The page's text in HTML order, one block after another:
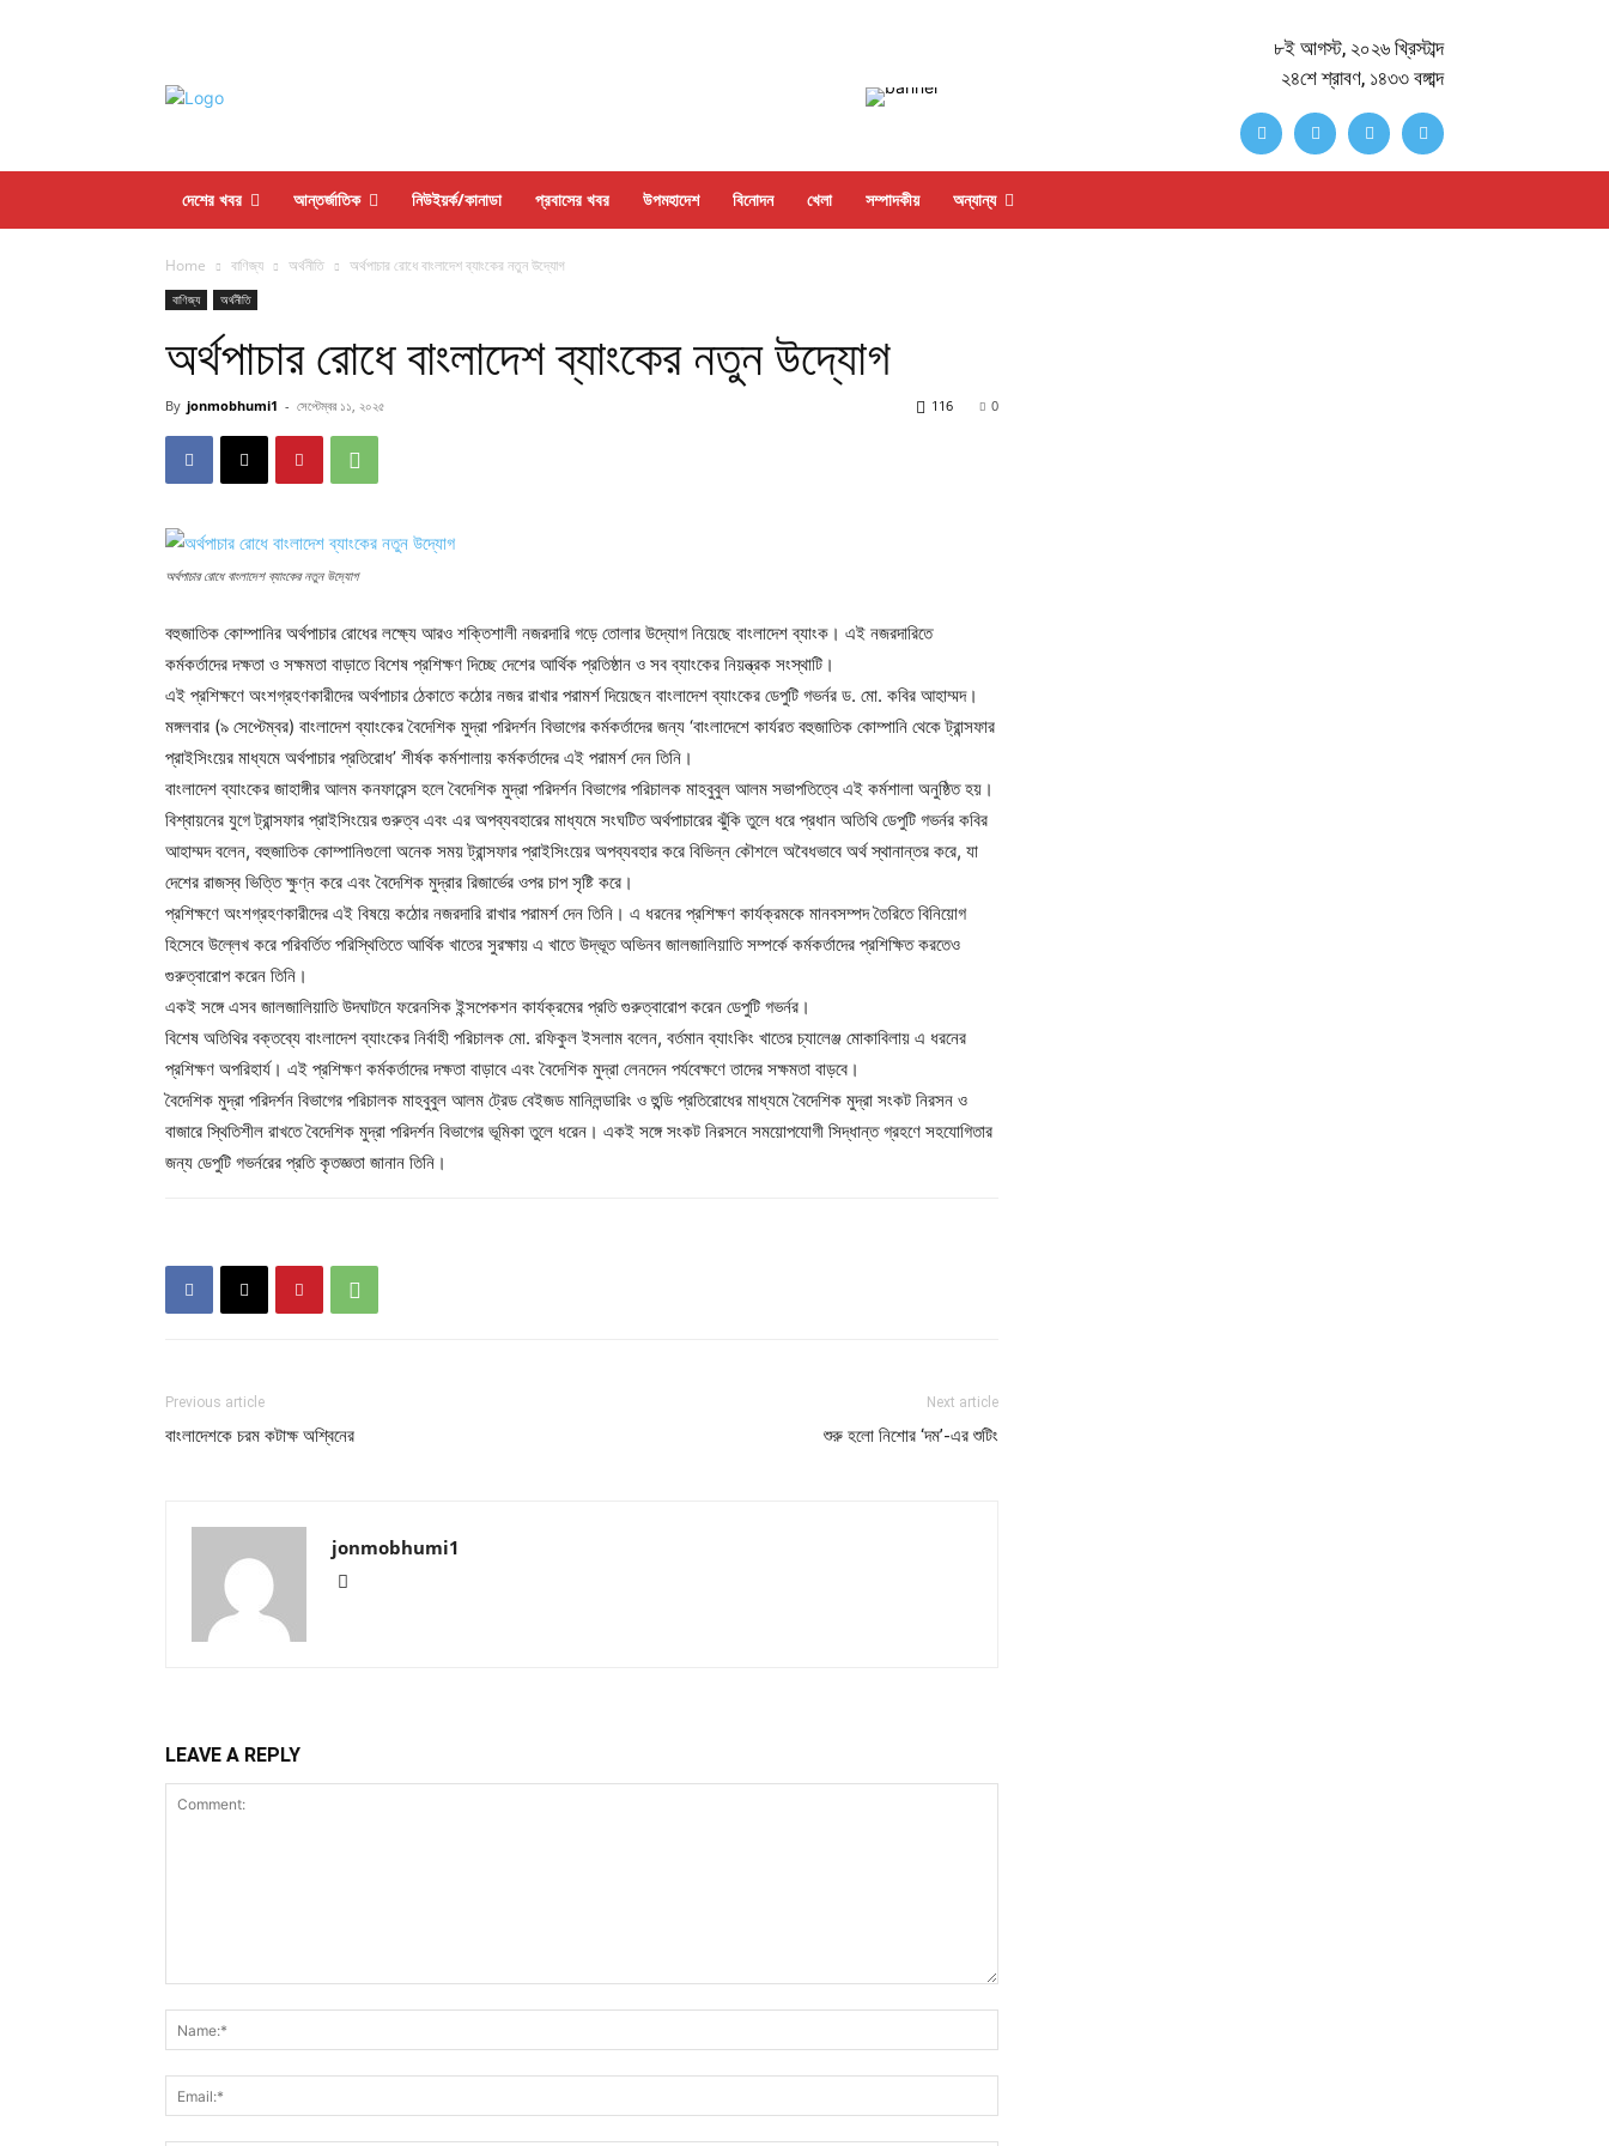
৮ই আগস্ট, ২০২৬ খ্রিস্টাব্দ
২৪শে শ্রাবণ, ১৪৩৩ বঙ্গাব্দ
দেশের খবর আন্তর্জাতিক নিউইয়র্ক/কানাডা প্রবাসের খবর উপমহাদেশ বিনোদন খেলা সম্পাদকীয় অন্যান্য
Home বাণিজ্য অর্থনীতি অর্থপাচার রোধে বাংলাদেশ ব্যাংকের নতুন উদ্যোগ
বাণিজ্য অর্থনীতি
অর্থপাচার রোধে বাংলাদেশ ব্যাংকের নতুন উদ্যোগ
By jonmobhumi1 - সেপ্টেম্বর ১১, ২০২৫ 0
116
অর্থপাচার রোধে বাংলাদেশ ব্যাংকের নতুন উদ্যোগ
বহুজাতিক কোম্পানির অর্থপাচার রোধের লক্ষ্যে আরও শক্তিশালী নজরদারি গড়ে তোলার উদ্যোগ নিয়েছে বাংলাদেশ ব্যাংক। এই নজরদারিতে
কর্মকর্তাদের দক্ষতা ও সক্ষমতা বাড়াতে বিশেষ প্রশিক্ষণ দিচ্ছে দেশের আর্থিক প্রতিষ্ঠান ও সব ব্যাংকের নিয়ন্ত্রক সংস্থাটি।
এই প্রশিক্ষণে অংশগ্রহণকারীদের অর্থপাচার ঠেকাতে কঠোর নজর রাখার পরামর্শ দিয়েছেন বাংলাদেশ ব্যাংকের ডেপুটি গভর্নর ড. মো. কবির আহাম্মদ।
মঙ্গলবার (৯ সেপ্টেম্বর) বাংলাদেশ ব্যাংকের বৈদেশিক মুদ্রা পরিদর্শন বিভাগের কর্মকর্তাদের জন্য ‘বাংলাদেশে কার্যরত বহুজাতিক কোম্পানি থেকে ট্রান্সফার
প্রাইসিংয়ের মাধ্যমে অর্থপাচার প্রতিরোধ’ শীর্ষক কর্মশালায় কর্মকর্তাদের এই পরামর্শ দেন তিনি।
বাংলাদেশ ব্যাংকের জাহাঙ্গীর আলম কনফারেন্স হলে বৈদেশিক মুদ্রা পরিদর্শন বিভাগের পরিচালক মাহবুবুল আলম সভাপতিত্বে এই কর্মশালা অনুষ্ঠিত হয়।
বিশ্বায়নের যুগে ট্রান্সফার প্রাইসিংয়ের গুরুত্ব এবং এর অপব্যবহারের মাধ্যমে সংঘটিত অর্থপাচারের ঝুঁকি তুলে ধরে প্রধান অতিথি ডেপুটি গভর্নর কবির
আহাম্মদ বলেন, বহুজাতিক কোম্পানিগুলো অনেক সময় ট্রান্সফার প্রাইসিংয়ের অপব্যবহার করে বিভিন্ন কৌশলে অবৈধভাবে অর্থ স্থানান্তর করে, যা
দেশের রাজস্ব ভিত্তি ক্ষুণ্ন করে এবং বৈদেশিক মুদ্রার রিজার্ভের ওপর চাপ সৃষ্টি করে।
প্রশিক্ষণে অংশগ্রহণকারীদের এই বিষয়ে কঠোর নজরদারি রাখার পরামর্শ দেন তিনি। এ ধরনের প্রশিক্ষণ কার্যক্রমকে মানবসম্পদ তৈরিতে বিনিয়োগ
হিসেবে উল্লেখ করে পরিবর্তিত পরিস্থিতিতে আর্থিক খাতের সুরক্ষায় এ খাতে উদ্ভূত অভিনব জালজালিয়াতি সম্পর্কে কর্মকর্তাদের প্রশিক্ষিত করতেও
গুরুত্বারোপ করেন তিনি।
একই সঙ্গে এসব জালজালিয়াতি উদঘাটনে ফরেনসিক ইন্সপেকশন কার্যক্রমের প্রতি গুরুত্বারোপ করেন ডেপুটি গভর্নর।
বিশেষ অতিথির বক্তব্যে বাংলাদেশ ব্যাংকের নির্বাহী পরিচালক মো. রফিকুল ইসলাম বলেন, বর্তমান ব্যাংকিং খাতের চ্যালেঞ্জ মোকাবিলায় এ ধরনের
প্রশিক্ষণ অপরিহার্য। এই প্রশিক্ষণ কর্মকর্তাদের দক্ষতা বাড়াবে এবং বৈদেশিক মুদ্রা লেনদেন পর্যবেক্ষণে তাদের সক্ষমতা বাড়বে।
বৈদেশিক মুদ্রা পরিদর্শন বিভাগের পরিচালক মাহবুবুল আলম ট্রেড বেইজড মানিলন্ডারিং ও হুন্ডি প্রতিরোধের মাধ্যমে বৈদেশিক মুদ্রা সংকট নিরসন ও
বাজারে স্থিতিশীল রাখতে বৈদেশিক মুদ্রা পরিদর্শন বিভাগের ভূমিকা তুলে ধরেন। একই সঙ্গে সংকট নিরসনে সময়োপযোগী সিদ্ধান্ত গ্রহণে সহযোগিতার
জন্য ডেপুটি গভর্নরের প্রতি কৃতজ্ঞতা জানান তিনি।
Previous article
বাংলাদেশকে চরম কটাক্ষ অশ্বিনের
Next article
শুরু হলো নিশোর ‘দম’-এর শুটিং
jonmobhumi1
LEAVE A REPLY